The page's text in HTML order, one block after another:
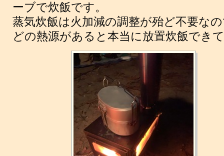
ーブで炊飯です。
蒸気炊飯は火加減の調整が殆ど不要な
どの熱源があると本当に放置炊飯でき